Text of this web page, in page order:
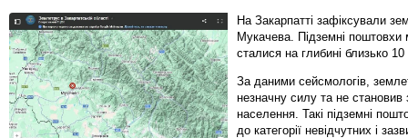
На Закарпатті зафіксували
Мукачева. Підземні поштовхи
сталися на глибині близько 10
За даними сейсмологів,
незначну силу та не становив
населення. Такі підземні
до категорії невідчутних і